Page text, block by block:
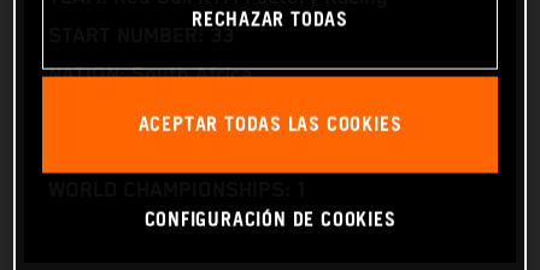
NATION: South Africa
BIRTHDAY: 11.08.1995
RECHAZAR TODAS
ACEPTAR TODAS LAS COOKIES
CONFIGURACIÓN DE COOKIES